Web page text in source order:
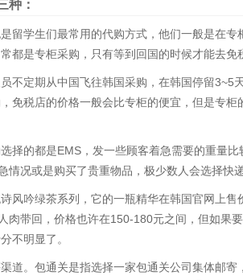
种：
留学生们最常用的代购方式，他们一般是在
都是专柜采购，只有等到回国的时候才能去免
不定期从中国飞往韩国采购，在韩国停留3~5
免税店的价格一般会比专柜的便宜，但是专
择的都是EMS，发一些顾客着急需要的重量
情况或是购买了贵重物品，极少数人会选择快
风吟绿茶系列，它的一瓶精华在韩国官网上
肉带回，价格也许在150-180元之间，但如果
不明显了。
道。包通关是指选择一家包通关公司集体邮